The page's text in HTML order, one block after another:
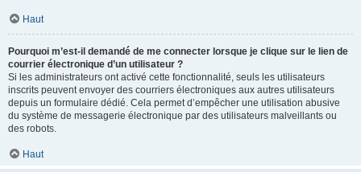
Haut
Pourquoi m’est-il demandé de me connecter lorsque je clique sur le lien de
courrier électronique d’un utilisateur ?
Si les administrateurs ont activé cette fonctionnalité, seuls les utilisateurs
inscrits peuvent envoyer des courriers électroniques aux autres utilisateurs
depuis un formulaire dédié. Cela permet d’empêcher une utilisation abusive
du système de messagerie électronique par des utilisateurs malveillants ou
des robots.
Haut